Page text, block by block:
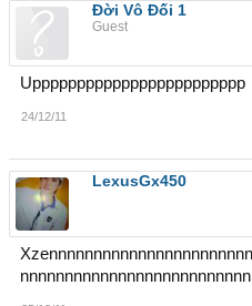
Đời Vô Đối 1
Guest
Upppppppppppppppppppppppp
24/12/11
LexusGx450